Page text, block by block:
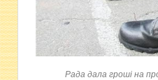
Рада дала гроші на